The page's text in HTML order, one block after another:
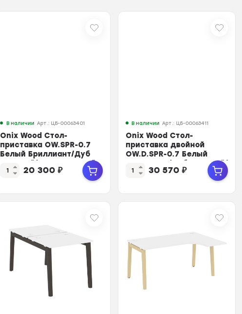
В наличии Арт.: ЦБ-00063401
Onix Wood Стол-
приставка OW.SPR-0.7
Белый Бриллиант/Дуб
Светлый/Металл Белый
...
20 300 ₽
В наличии Арт.: ЦБ-00063411
Onix Wood Стол-
приставка двойной
OW.D.SPR-0.7 Белый
Бриллиант/Дуб Светлый/
Мет... 30 570₽